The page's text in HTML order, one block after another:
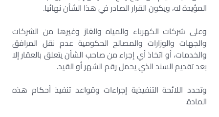
المؤيدة له، ويكون القرار الصادر في هذا الشأن نهائيا.
وعلى شركات الكهرباء والمياه والغاز وغيرها من الشركات
والجهات والوزارات والمصالح الحكومية عدم نقل المرافق
والخدمات، أو اتخاذ أي إجراء من صاحب الشأن يتعلق بالعقار إلا
بعد تقديم السند الذي يحمل رقم الشهر أو القيد.
وتحدد اللائحة التنفيذية إجراءات وقواعد تنفيذ أحكام هذه
المادة.